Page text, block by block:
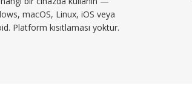
macOS, Linux, iOS veya
Platform kısıtlaması yoktur.